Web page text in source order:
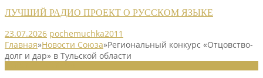
ЛУЧШИЙ РАДИО ПРОЕКТ О РУССКОМ ЯЗЫКЕ
23.07.2026 pochemuchka2011
Главная»Новости Союза»Региональный конкурс «Отцовство-
долг и дар» в Тульской области